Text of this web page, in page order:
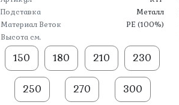
Подставка
Металл
Материал Веток
PE (100%)
Высота см.
150 180 210 230
250 270 300